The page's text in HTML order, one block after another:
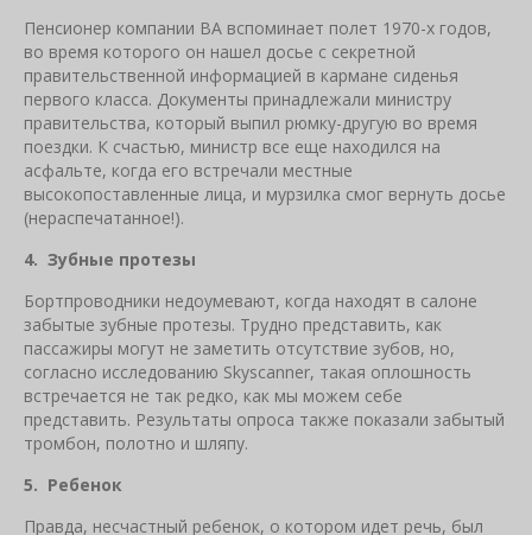
Пенсионер компании BA вспоминает полет 1970-х годов,
во время которого он нашел досье с секретной
правительственной информацией в кармане сиденья
первого класса. Документы принадлежали министру
правительства, который выпил рюмку-другую во время
поездки. К счастью, министр все еще находился на
асфальте, когда его встречали местные
высокопоставленные лица, и мурзилка смог вернуть досье
(нераспечатанное!).
4. Зубные протезы
Бортпроводники недоумевают, когда находят в салоне
забытые зубные протезы. Трудно представить, как
пассажиры могут не заметить отсутствие зубов, но,
согласно исследованию Skyscanner, такая оплошность
встречается не так редко, как мы можем себе
представить. Результаты опроса также показали забытый
тромбон, полотно и шляпу.
5. Ребенок
Правда, несчастный ребенок, о котором идет речь, был